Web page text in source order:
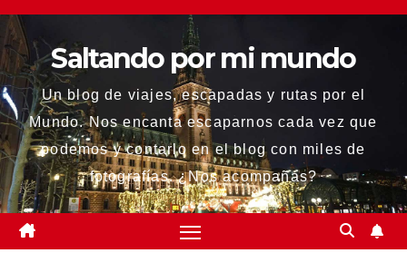
Saltar
contenidoSaltando por mi mundo
Un blog de viajes, escapadas y rutas por el
Mundo. Nos encanta escaparnos cada vez que
podemos y contarlo en el blog con miles de
fotografías. ¿Nos acompañas?